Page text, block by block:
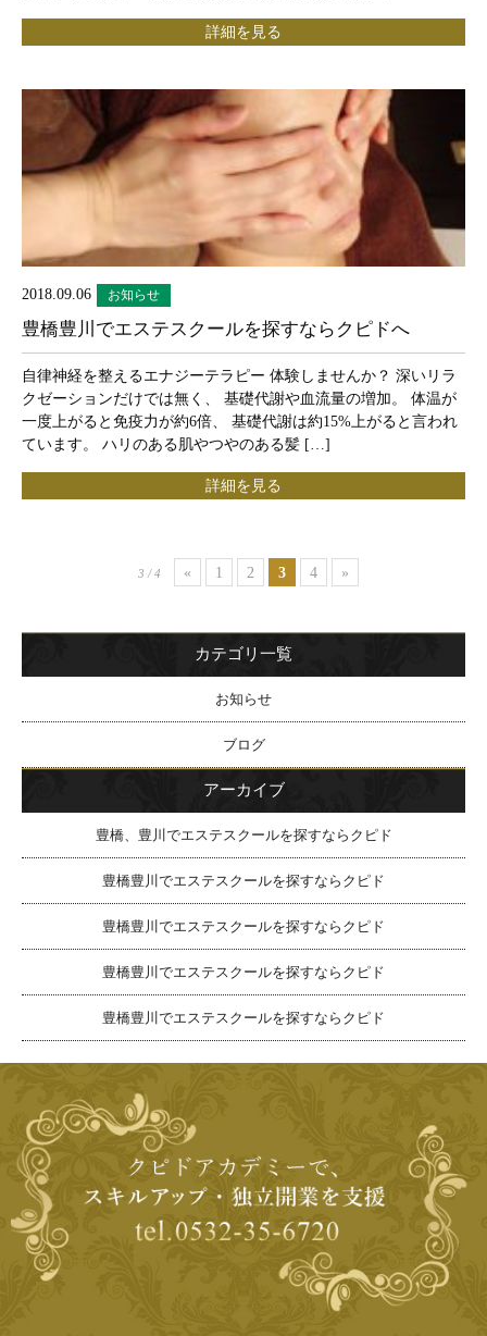
詳細を見る
2018.09.06 お知らせ
豊橋豊川でエステスクールを探すならクピドへ
自律神経を整えるエナジーテラピー 体験しませんか？ 深いリラ
クゼーションだけでは無く、 基礎代謝や血流量の増加。 体温が
一度上がると免疫力が約6倍、 基礎代謝は約15%上がると言われ
ています。 ハリのある肌やつやのある髪 […]
詳細を見る
3 / 4 « 1 2 3 4 »
カテゴリ一覧
お知らせ
ブログ
アーカイブ
豊橋、豊川でエステスクールを探すならクピド
豊橋豊川でエステスクールを探すならクピド
豊橋豊川でエステスクールを探すならクピド
豊橋豊川でエステスクールを探すならクピド
豊橋豊川でエステスクールを探すならクピド